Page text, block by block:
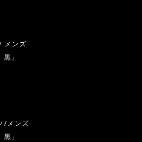
メンズ
」
/メンズ
」